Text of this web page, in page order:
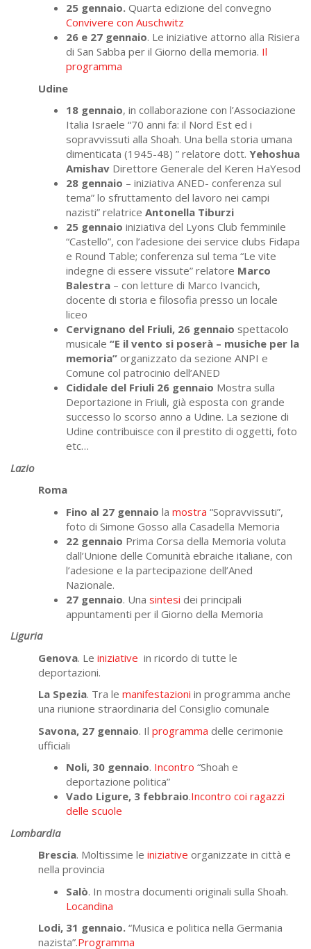
25 gennaio. Quarta edizione del convegno
Convivere con Auschwitz
26 e 27 gennaio. Le iniziative attorno alla Risiera
di San Sabba per il Giorno della memoria. Il
programma
Udine
18 gennaio, in collaborazione con l’Associazione
Italia Israele “70 anni fa: il Nord Est ed i
sopravvissuti alla Shoah. Una bella storia umana
dimenticata (1945-48) ” relatore dott. Yehoshua
Amishav Direttore Generale del Keren HaYesod
28 gennaio – iniziativa ANED- conferenza sul
tema” lo sfruttamento del lavoro nei campi
nazisti” relatrice Antonella Tiburzi
25 gennaio iniziativa del Lyons Club femminile
“Castello”, con l’adesione dei service clubs Fidapa
e Round Table; conferenza sul tema “Le vite
indegne di essere vissute” relatore Marco
Balestra – con letture di Marco Ivancich,
docente di storia e filosofia presso un locale
liceo
Cervignano del Friuli, 26 gennaio spettacolo
musicale “E il vento si poserà – musiche per la
memoria” organizzato da sezione ANPI e
Comune col patrocinio dell’ANED
Cididale del Friuli 26 gennaio Mostra sulla
Deportazione in Friuli, già esposta con grande
successo lo scorso anno a Udine. La sezione di
Udine contribuisce con il prestito di oggetti, foto
etc…
Lazio
Roma
Fino al 27 gennaio la mostra “Sopravvissuti”,
foto di Simone Gosso alla Casadella Memoria
22 gennaio Prima Corsa della Memoria voluta
dall’Unione delle Comunità ebraiche italiane, con
l’adesione e la partecipazione dell’Aned
Nazionale.
27 gennaio. Una sintesi dei principali
appuntamenti per il Giorno della Memoria
Liguria
Genova. Le iniziative in ricordo di tutte le
deportazioni.
La Spezia. Tra le manifestazioni in programma anche
una riunione straordinaria del Consiglio comunale
Savona, 27 gennaio. Il programma delle cerimonie
ufficiali
Noli, 30 gennaio. Incontro “Shoah e
deportazione politica”
Vado Ligure, 3 febbraio.Incontro coi ragazzi
delle scuole
Lombardia
Brescia. Moltissime le iniziative organizzate in città e
nella provincia
Salò. In mostra documenti originali sulla Shoah.
Locandina
Lodi, 31 gennaio. “Musica e politica nella Germania
nazista”.Programma